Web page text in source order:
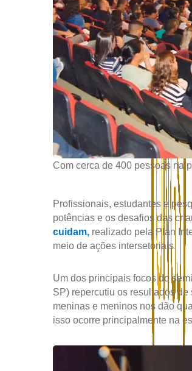
Com cerca de 400 pessoas na
Profissionais, estudantes e
potências e os desafios das
cuidam, realizado pela Plan
meio de ações intersetoriais.
Um dos principais focos do
SP) repercutiu os resultados
meninas e meninos nos dão
isso ocorre principalmente na